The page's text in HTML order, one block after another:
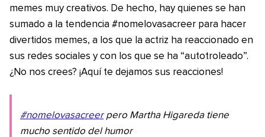
memes muy creativos. De hecho, hay quienes se han
sumado a la tendencia #nomelovasacreer para hacer
divertidos memes, a los que la actriz ha reaccionado en
sus redes sociales y con los que se ha “autotroleado”.
¿No nos crees? ¡Aquí te dejamos sus reacciones!
#nomelovasacreerpero Martha Higareda tiene
mucho sentido del humor